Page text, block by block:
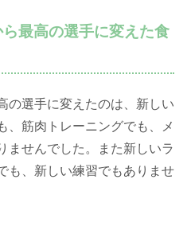
最高の選手に変えた食
の選手に変えたのは、新しい
、筋肉トレーニングでも、メ
ませんでした。また新しいラ
も、新しい練習でもありませ